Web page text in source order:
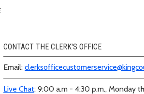
CONTACT THE CLERK'S OFFICE
Email:
Live Chat: 9:00 a.m - 4:30 p.m., Monday